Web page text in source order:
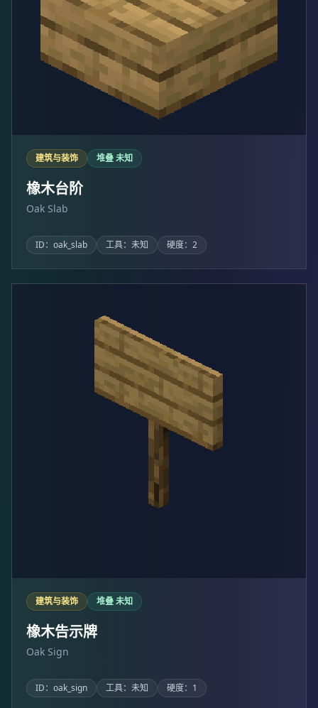
建筑与装饰 堆叠 未知
橡木台阶
Oak Slab
ID：oak_slab 工具：未知 硬度：2
建筑与装饰 堆叠 未知
橡木告示牌
Oak Sign
ID：oak_sign 工具：未知 硬度：1